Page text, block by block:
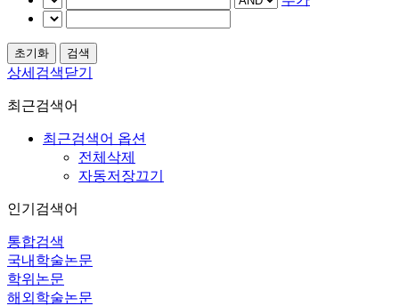
상세검색닫기
최근검색어
최근검색어 옵션
전체삭제
자동저장끄기
인기검색어
통합검색
국내학술논문
학위논문
해외학술논문